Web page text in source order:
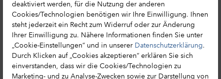
HA Hessen Agentur GmbH
Hessen Tourismus
deaktiviert werden, für die Nutzung der anderen
Cookies/Technologien benötigen wir Ihre Einwilligung. Ihnen
steht jederzeit ein Recht zum Widerruf oder zur Änderung
Ihrer Einwilligung zu. Nähere Informationen finden Sie unter
„Cookie-Einstellungen“ und in unserer Datenschutzerklärung.
Durch Klicken auf „Cookies akzeptieren“ erklären Sie sich
einverstanden, dass wir die Cookies/Technologien zu
Marketing- und zu Analyse-Zwecken sowie zur Darstellung von